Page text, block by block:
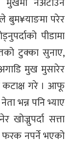
बुम¥याङमा परेर
पीडामा
टुक्का सुनाए,
मुख मुसारेर
कटाक्ष गरे । आफू
भन्न पनि भ्याए
खोज्नुपर्दा सत्ता
फरक नपर्ने भएको